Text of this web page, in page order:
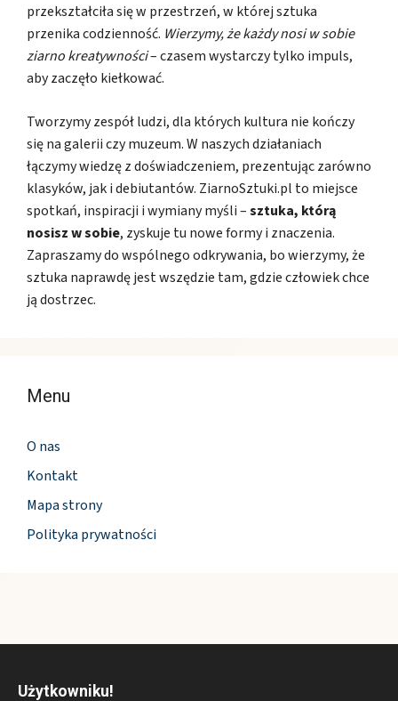
przekształciła się w przestrzeń, w której sztuka
przenika codzienność. Wierzymy, że każdy nosi w sobie
ziarno kreatywności– czasem wystarczy tylko impuls,
aby zaczęło kiełkować.
Tworzymy zespół ludzi, dla których kultura nie kończy
się na galerii czy muzeum. W naszych działaniach
łączymy wiedzę z doświadczeniem, prezentując zarówno
klasyków, jak i debiutantów. ZiarnoSztuki.pl to miejsce
spotkań, inspiracji i wymiany myśli –sztuka, którą
nosisz w sobie, zyskuje tu nowe formy i znaczenia.
Zapraszamy do wspólnego odkrywania, bo wierzymy, że
sztuka naprawdę jest wszędzie tam, gdzie człowiek chce
ją dostrzec.
Menu
O nas
Kontakt
Mapa strony
Polityka prywatności
Użytkowniku!